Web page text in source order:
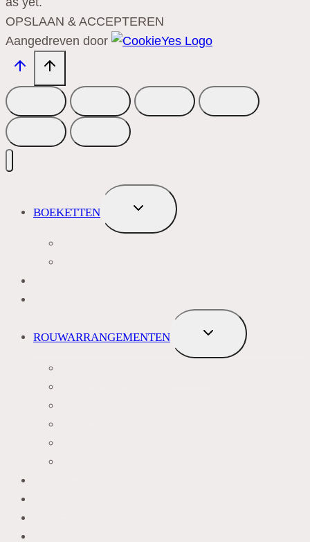
OPSLAAN & ACCEPTEREN
Aangedreven door
BOEKETTEN
TOGGLE
SUBMENU
ROUWARRANGEMENTEN
TOGGLE
SUBMENU